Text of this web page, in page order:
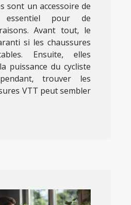
sont un accessoire de
essentiel pour de
Avant tout, le
si les chaussures
Ensuite, elles
puissance du cycliste
trouver les
VTT peut sembler